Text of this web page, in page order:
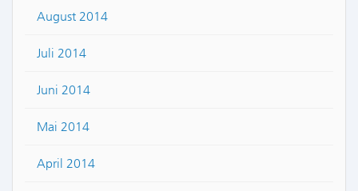
August 2014
Juli 2014
Juni 2014
Mai 2014
April 2014